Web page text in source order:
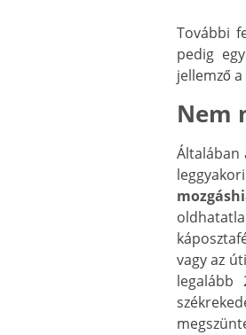
További
pedig
jellemző
Nem
Általában
vagy az